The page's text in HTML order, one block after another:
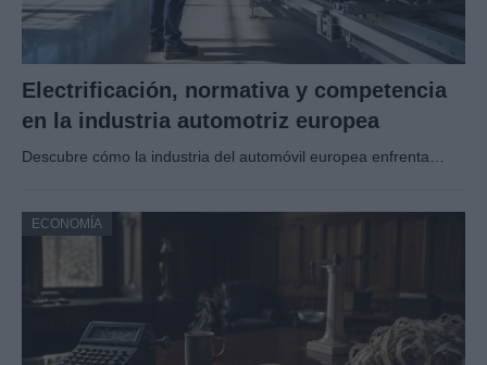
Electrificación, normativa y competencia
en la industria automotriz europea
Descubre cómo la industria del automóvil europea enfrenta…
ECONOMÍA